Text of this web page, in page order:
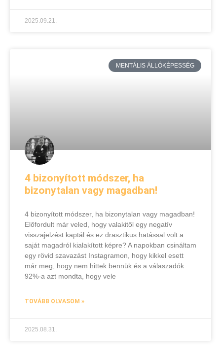
2025.09.21.
MENTÁLIS ÁLLÓKÉPESSÉG
4 bizonyított módszer, ha
bizonytalan vagy magadban!
4 bizonyított módszer, ha bizonytalan vagy magadban!
Előfordult már veled, hogy valakitől egy negatív
visszajelzést kaptál és ez drasztikus hatással volt a
saját magadról kialakított képre? A napokban csináltam
egy rövid szavazást Instagramon, hogy kikkel esett
már meg, hogy nem hittek bennük és a válaszadók
92%-a azt mondta, hogy vele
TOVÁBB OLVASOM »
2025.08.31.